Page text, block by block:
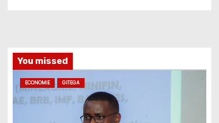
You missed
ECONOMIE GITEGA